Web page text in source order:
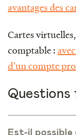
avantages des
Cartes
comptable :
d’un compte
Questions
Est-il possible